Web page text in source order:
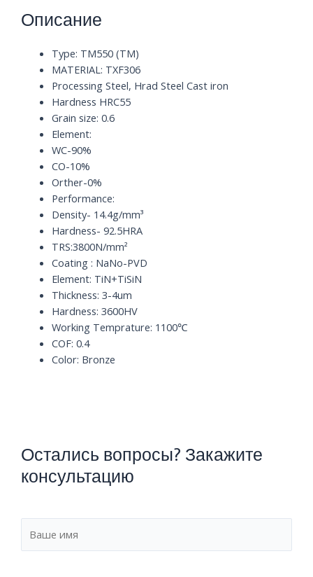
Описание
Type: TM550 (TM)
MATERIAL: TXF306
Processing Steel, Hrad Steel Cast iron
Hardness HRC55
Grain size: 0.6
Element:
WC-90%
CO-10%
Orther-0%
Performance:
Density- 14.4g/mm³
Hardness- 92.5HRA
TRS:3800N/mm²
Coating : NaNo-PVD
Element: TiN+TiSiN
Thickness: 3-4um
Hardness: 3600HV
Working Temprature: 1100℃
COF: 0.4
Color: Bronze
Остались вопросы? Закажите
консультацию